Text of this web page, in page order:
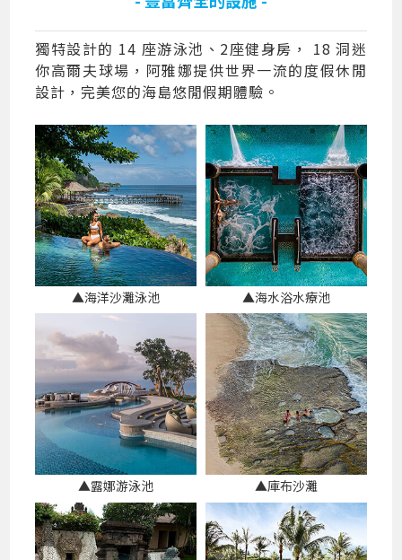
獨特設計的 14 座游泳池、2座健身房， 18 洞迷
你高爾夫球場，阿雅娜提供世界一流的度假休閒
設計，完美您的海島悠閒假期體驗。
▲海洋沙灘泳池 ▲海水浴水療池
▲露娜游泳池 ▲庫布沙灘